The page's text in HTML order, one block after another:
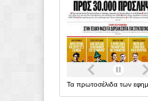
Τα πρωτοσέλιδα των